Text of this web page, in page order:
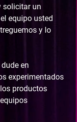
solicitar un
equipo usted
y lo
en
experimentados
productos